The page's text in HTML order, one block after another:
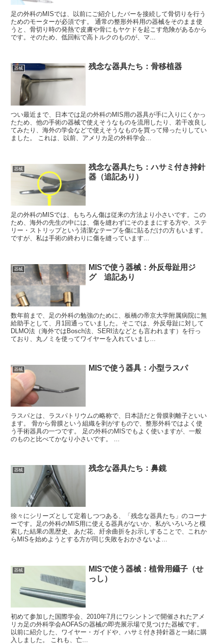
足の外科のMISでは、以前にご紹介したバーを接続して骨切りを行う
ためのモーターが必須です。 通常の整形外科用の器械をそのまま使
うと、骨切り時の発熱で皮膚や骨にもヤケドを起こす危険があるから
です。そのため、低回転で高トルクのものが、マ...
器械 残念な器具たち：骨移植器
つい最近まで、日本では足の外科のMIS用の器具が手に入りにくかっ
たため、他の手術の器械で使えそうなものを流用したり、若干改良し
てみたり、海外の学会などで使えそうなものを買って帰ったりしてい
ました。 これは、以前、アメリカ足の外科学会...
器械
残念な器具たち：ハサミ付き持針
器（追記あり）
足の外科のMISでは、もちろん傷は従来の方法より小さいです。この
ため、海外の先生の中には、傷を縫わずにそのままにする方や、ステ
リー・ストリップという清潔なテープを傷に貼るだけの方もいます。
ですが、私は手術の終わりに傷を縫っています...
器械
MISで使う器械：外反母趾用ジ
グ 追記あり
数年前まで、足の外科の勉強のために、板橋の帝京大学附属病院に無
給助手として、月1回通っていました。そこでは、外反母趾に対して
DLMO法（海外ではBosch法、SERI法などとも言われます）を行っ
ており、丸ノミを使ってワイヤーを入れていまし...
器械 MISで使う器具：小型ラスパ
ラスパとは、ラスパトリウムの略称で、日本語だと骨膜剥離子といい
ます。 骨から骨膜という組織を剥がすもので、整形外科ではよく使
う手術器具の一つです。 足の外科のMISでもよく使いますが、一般
のものと比べてかなり小さいです。 ...
器械 残念な器具たち：鼻鏡
徐々にシリーズとして定着しつつある、「残念な器具たち」のコーナ
ーです。足の外科のMIS用に使える器具がないか、私がいろいろと模
索した結果の黒歴史、あだ花、紆余曲折をお示しすることで、これか
らMISを始めようとする方が同じ失敗をおかさないよ...
器械
MISで使う器械：植骨用鑷子（せ
っし）
初めて参加した国際学会、2010年7月にワシントンで開催されたアメ
リカ足の外科学会AOFASの器械の即売展示場で見つけた器械です。
以前に紹介した、ワイヤー・ガイドや、ハサミ付き持針器と一緒に購
入しました。 これも、亡...